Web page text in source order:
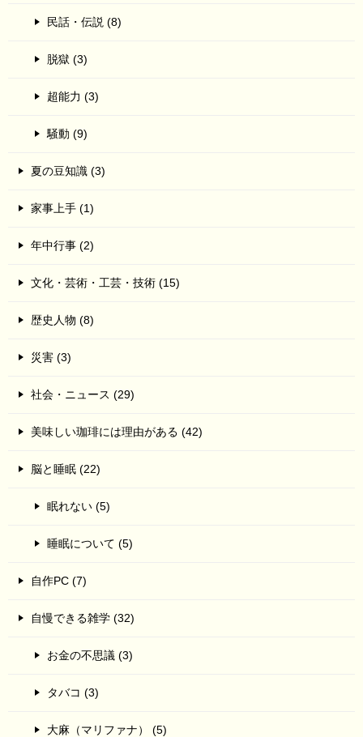
民話・伝説 (8)
脱獄 (3)
超能力 (3)
騒動 (9)
夏の豆知識 (3)
家事上手 (1)
年中行事 (2)
文化・芸術・工芸・技術 (15)
歴史人物 (8)
災害 (3)
社会・ニュース (29)
美味しい珈琲には理由がある (42)
脳と睡眠 (22)
眠れない (5)
睡眠について (5)
自作PC (7)
自慢できる雑学 (32)
お金の不思議 (3)
タバコ (3)
大麻（マリファナ） (5)